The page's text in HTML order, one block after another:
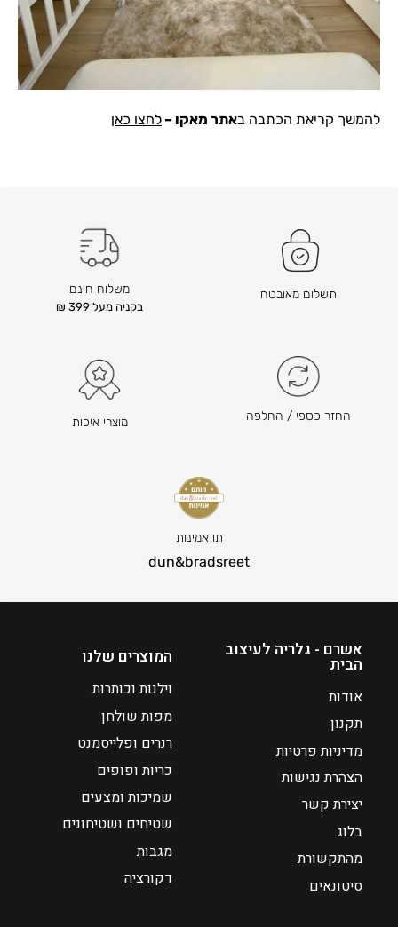
להמשך קריאת הכתבה באתר מאקו – לחצו כאן
תשלום מאובטח משלוח חינם
בקניה מעל 399 ₪
החזר כספי / החלפה מוצרי איכות
תו אמינות
dun&bradsreet
המוצרים שלנו
וילנות וכותרות
מפות שולחן
רנרים ופלייסמנט
כריות ופופים
שמיכות ומצעים
שטיחים ושטיחונים
מגבות
דקורציה
אשרם - גלריה לעיצוב
הבית
אודות
תקנון
מדיניות פרטיות
הצהרת נגישות
יצירת קשר
בלוג
מהתקשורת
סיטונאים